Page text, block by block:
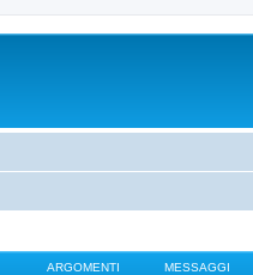
ARGOMENTI MESSAGGI